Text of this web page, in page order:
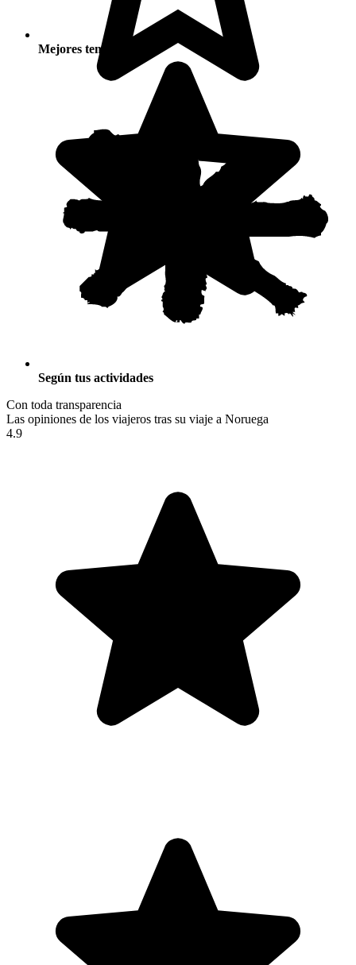
Mejores temporadas
Según tus actividades
Con toda transparencia
Las opiniones de los viajeros tras su viaje a Noruega
4.9